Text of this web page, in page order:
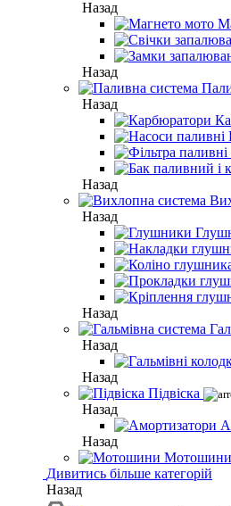
Назад
Назад
Назад
Назад
Назад
Назад
Назад
Назад
Підвіска
Назад
Назад
Мотошини
Дивитись більше категорій
Назад